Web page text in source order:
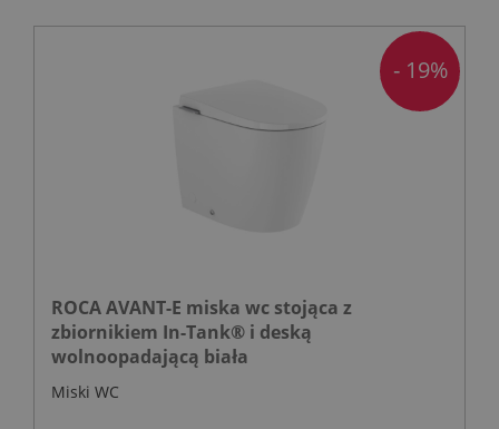
ROCA AVANT-E miska wc stojąca z
zbiornikiem In-Tank® i deską
wolnoopadającą biała
Miski WC
- 19%